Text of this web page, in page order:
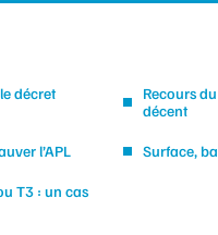
décret
l’APL
T3 : un cas
Recours
décent
Surface,